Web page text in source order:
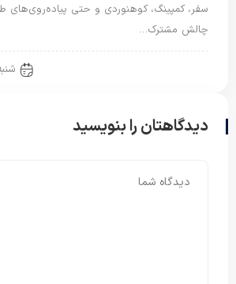
سفر، کمپینگ، کوهنوردی و حتی پیاده‌روی‌های
چالش مشترک…
شنبه , 11
دیدگاهتان را بنویسید